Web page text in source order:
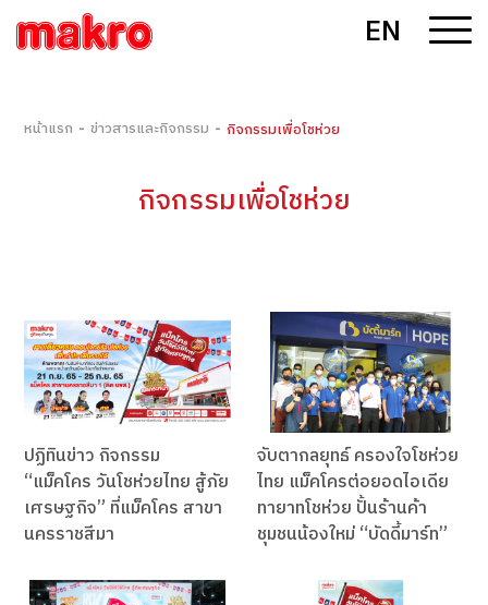
EN
หน้าแรก - ข่าวสารและกิจกรรม - กิจกรรมเพื่อโชห่วย
กิจกรรมเพื่อโชห่วย
ปฏิทินข่าว กิจกรรม
“แม็คโคร วันโชห่วยไทย สู้ภัย
เศรษฐกิจ” ที่แม็คโคร สาขา
นครราชสีมา
จับตากลยุทธ์ ครองใจโชห่วย
ไทย แม็คโครต่อยอดไอเดีย
ทายาทโชห่วย ปั้นร้านค้า
ชุมชนน้องใหม่ “บัดดี้มาร์ท”